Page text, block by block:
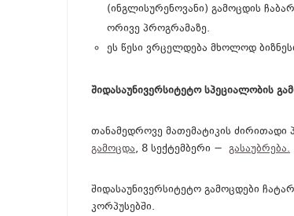
(ინგლისურენოვანი) გამოცდის
ორივე პროგრამაზე.
ეს წესი ვრცელდება მხოლოდ
შიდასაუნივერსიტეტო სპეციალობის
თანამედროვე მათემატიკის ძირითადი
გამოცდა, 8 სექტემბერი − გასაუბრება.
შიდასაუნივერსიტეტო გამოცდები
კორპუსებში.